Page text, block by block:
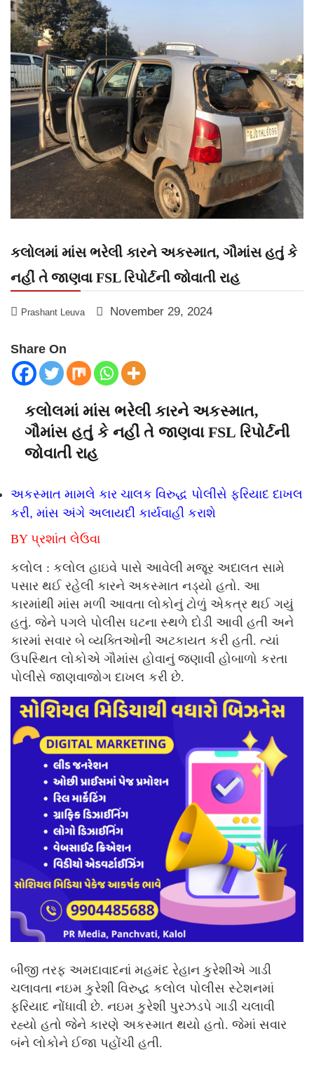
કલોલમાં માંસ ભરેલી કારને અકસ્માત, ગૌમાંસ હતું કે
નહીં તે જાણવા FSL રિપોર્ટની જોવાતી રાહ
Prashant Leuva November 29, 2024
Share On
કલોલમાં માંસ ભરેલી કારને અકસ્માત,
ગૌમાંસ હતું કે નહીં તે જાણવા FSL રિપોર્ટની
જોવાતી રાહ
અકસ્માત મામલે કાર ચાલક વિરુદ્ધ પોલીસે ફરિયાદ દાખલ
કરી, માંસ અંગે અલાયદી કાર્યવાહી કરાશે
BY પ્રશાંત લેઉવા
કલોલ : કલોલ હાઇવે પાસે આવેલી મજૂર અદાલત સામે
પસાર થઈ રહેલી કારને અકસ્માત નડ્યો હતો. આ
કારમાંથી માંસ મળી આવતા લોકોનું ટોળું એકત્ર થઈ ગયું
હતું. જેને પગલે પોલીસ ઘટના સ્થળે દોડી આવી હતી અને
કારમાં સવાર બે વ્યક્તિઓની અટકાયત કરી હતી. ત્યાં
ઉપસ્થિત લોકોએ ગૌમાંસ હોવાનું જણાવી હોબાળો કરતા
પોલીસે જાણવાજોગ દાખલ કરી છે.
બીજી તરફ અમદાવાદનાં મહમંદ રેહાન કુરેશીએ ગાડી
ચલાવતા નઇમ કુરેશી વિરુદ્ધ કલોલ પોલીસ સ્ટેશનમાં
ફરિયાદ નોંધાવી છે. નઇમ કુરેશી પુરઝડપે ગાડી ચલાવી
રહ્યો હતો જેને કારણે અકસ્માત થયો હતો. જેમાં સવાર
બંને લોકોને ઈજા પહોંચી હતી.